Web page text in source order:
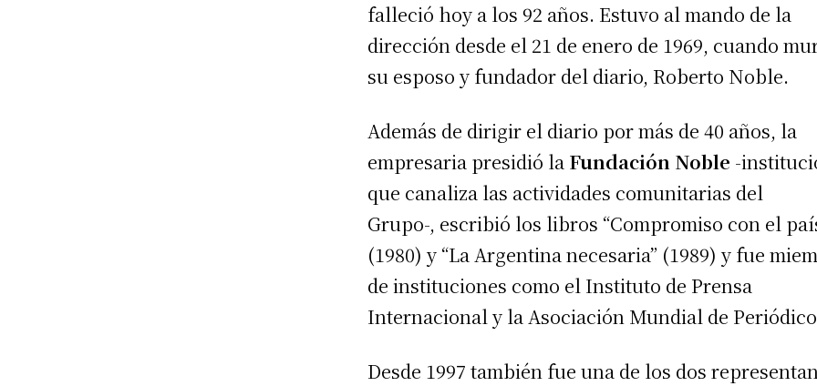
falleció hoy a los 92 años. Estuvo al mando de la
dirección desde el 21 de enero de 1969, cuando
su esposo y fundador del diario, Roberto Noble.
Además de dirigir el diario por más de 40 años, la
empresaria presidió la Fundación Noble -
que canaliza las actividades comunitarias del
Grupo-, escribió los libros “Compromiso con el
(1980) y “La Argentina necesaria” (1989) y fue
de instituciones como el Instituto de Prensa
Internacional y la Asociación Mundial de
Desde 1997 también fue una de los dos